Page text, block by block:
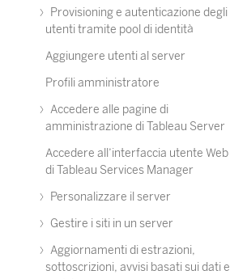
Provisioning e autenticazione degli
utenti tramite pool di identità
Aggiungere utenti al server
Profili amministratore
Accedere alle pagine di
amministrazione di Tableau Server
Accedere all’interfaccia utente Web
di Tableau Services Manager
Personalizzare il server
Gestire i siti in un server
Aggiornamenti di estrazioni,
sottoscrizioni, avvisi basati sui dati e